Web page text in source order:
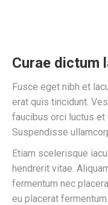
Curae dictum
Fusce eget nibh et
erat quis tincidunt.
faucibus orci luctus et
Suspendisse
Etiam scelerisque
hendrerit vitae.
fermentum nec
eu placerat fermentum.